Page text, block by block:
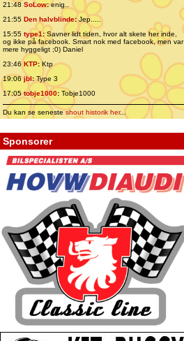
21:48 SoLow:enig..
21:55 Den halvblinde:Jep.....
15:55 type1:Savner lidt tiden, hvor alt skete her inde,
og ikke på facebook. Smart nok med facebook, men var
mere hyggeligt ;0) Daniel
23:46 KTP:Ktp
19:06jbl:Type 3
17:05tobje1000: Tobje1000
Du kan se senesteshout historik her...
Sponsorer